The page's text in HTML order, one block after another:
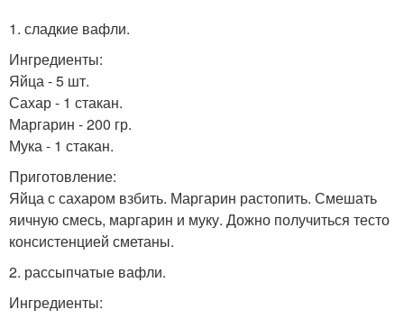
1. сладкие вафли.
Ингредиенты:
Яйца - 5 шт.
Сахар - 1 стакан.
Маргарин - 200 гр.
Мука - 1 стакан.
Приготовление:
Яйца с сахаром взбить. Маргарин растопить. Смешать
яичную смесь, маргарин и муку. Дожно получиться тесто
консистенцией сметаны.
2. рассыпчатые вафли.
Ингредиенты: